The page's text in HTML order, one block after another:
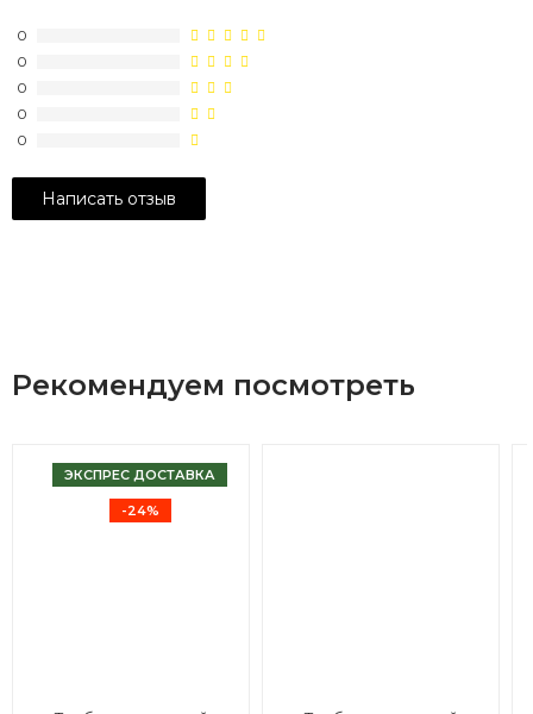
0
0
0
0
0
Рекомендуем посмотреть
ЭКСПРЕС ДОСТАВКА
-24%